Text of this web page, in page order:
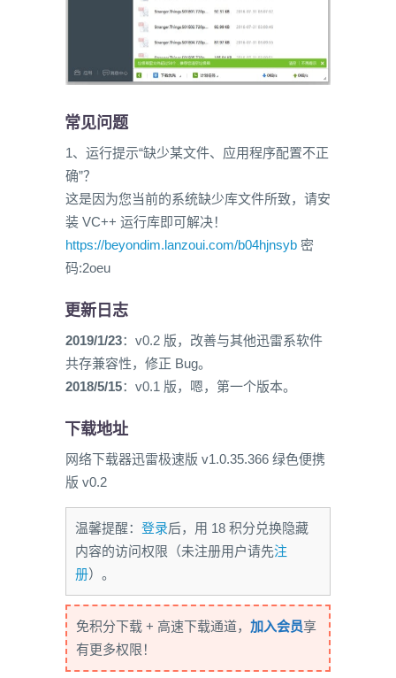
常见问题
1、运行提示“缺少某文件、应用程序配置不正
确”？
这是因为您当前的系统缺少库文件所致，请安
装 VC++ 运行库即可解决！
https://beyondim.lanzoui.com/b04hjnsyb 密
码:2oeu
更新日志
2019/1/23：v0.2 版，改善与其他迅雷系软件
共存兼容性，修正 Bug。
2018/5/15：v0.1 版，嗯，第一个版本。
下载地址
网络下载器迅雷极速版 v1.0.35.366 绿色便携
版 v0.2
温馨提醒： 登录后，用 18 积分兑换隐藏
内容的访问权限（未注册用户请先注
册）。
免积分下载 + 高速下载通道， 加入会员享
有更多权限！